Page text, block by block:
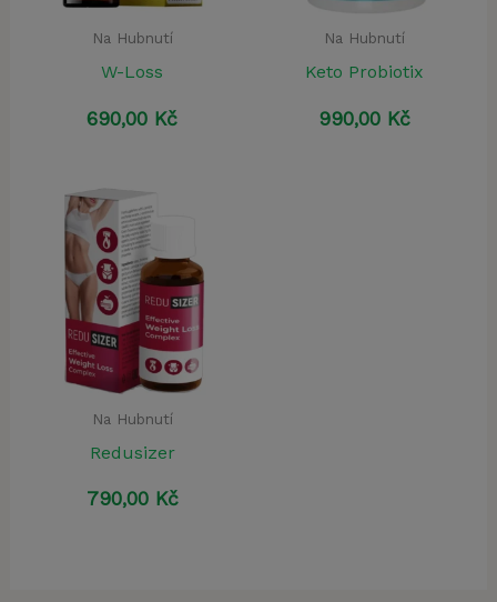
Na Hubnutí
W-Loss
690,00 Kč
Na Hubnutí
Keto Probiotix
990,00 Kč
Na Hubnutí
Redusizer
790,00 Kč